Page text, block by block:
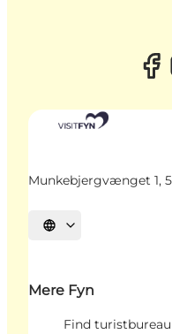
Munkebjergvænget 1,
Vælg sprog
Mere Fyn
Find turistbureau